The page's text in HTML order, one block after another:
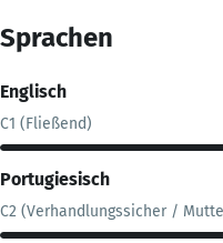
Sprachen
Englisch
C1 (Fließend)
Portugiesisch
C2 (Verhandlungssicher /